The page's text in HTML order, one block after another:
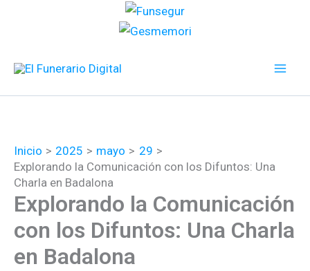
Inicio 2025 mayo
29
Explorando la Comunicación con los Difuntos: Una
Charla en Badalona
Explorando la Comunicación
con los Difuntos: Una Charla
en Badalona